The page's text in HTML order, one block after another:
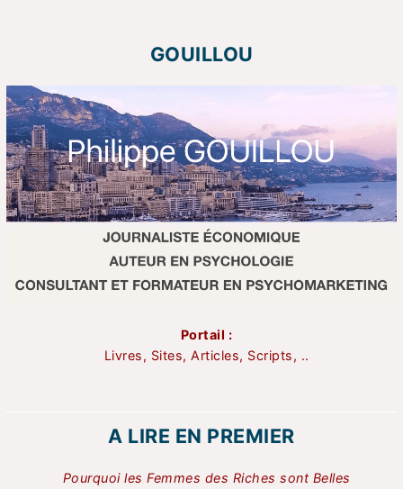
GOUILLOU
Portail :
Livres, Sites, Articles, Scripts, ..
A LIRE EN PREMIER
Pourquoi les Femmes des Riches sont Belles